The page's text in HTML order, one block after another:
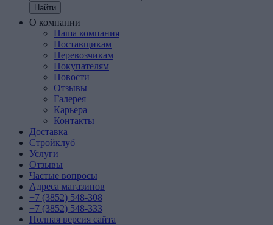
Найти
О компании
Наша компания
Поставщикам
Перевозчикам
Покупателям
Новости
Отзывы
Галерея
Карьера
Контакты
Доставка
Стройклуб
Услуги
Отзывы
Частые вопросы
Адреса магазинов
+7 (3852) 548-308
+7 (3852) 548-333
Полная версия сайта